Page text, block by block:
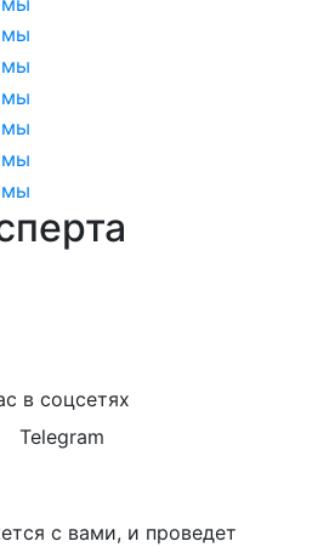
в соцсетях
Telegram
с вами, и проведет